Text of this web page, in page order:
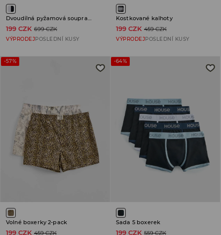
Dvoudílná pyžamová souprava South Park
199 CZK 699 CZK
VÝPRODEJPOSLEDNÍ KUSY
Kostkované kalhoty
199 CZK 459 CZK
VÝPRODEJPOSLEDNÍ KUSY
-57%
Volné boxerky 2-pack
199 CZK 459 CZK
-64%
Sada 5 boxerek
199 CZK 559 CZK